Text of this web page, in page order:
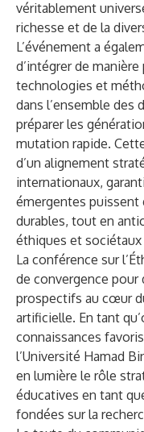
véritablement
richesse et de la
L’événement a
d’intégrer de
technologies et
dans l’ensemble des
préparer les
mutation rapide.
d’un alignement
internationaux,
émergentes
durables, tout en
éthiques et
La conférence sur
de convergence pour
prospectifs au cœur
artificielle. En tant
connaissances
l’Université Hamad
en lumière le rôle
éducatives en tant
fondées sur la